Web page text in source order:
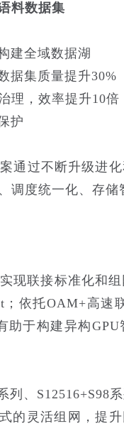
料数据集
建全域数据湖
据集质量提升30%
理，效率提升10倍
护
通过不断升级进
度统一化、存储
现联接标准化和
依托OAM+高速
于构建异构
列、S12516+S98
的灵活组网，提